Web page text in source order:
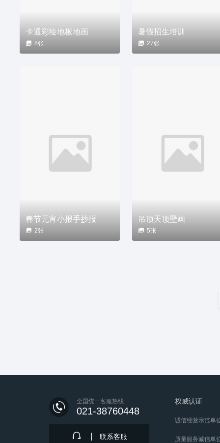
卡通彩绘地板地画
8张
暑假招生培训
27张
春节元宵小报手抄报
2张
吊顶天顶壁画
5张
全国统一客服热线
021-38760448
联系客服
权威认证
诚信经营示范单
质量服务诚信单